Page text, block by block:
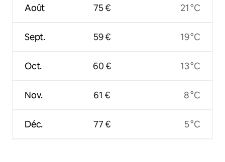
Août
Sept.
Oct.
Nov.
Déc.
75 €
59 €
60 €
61 €
77 €
21 °C
19 °C
13 °C
8 °C
5 °C